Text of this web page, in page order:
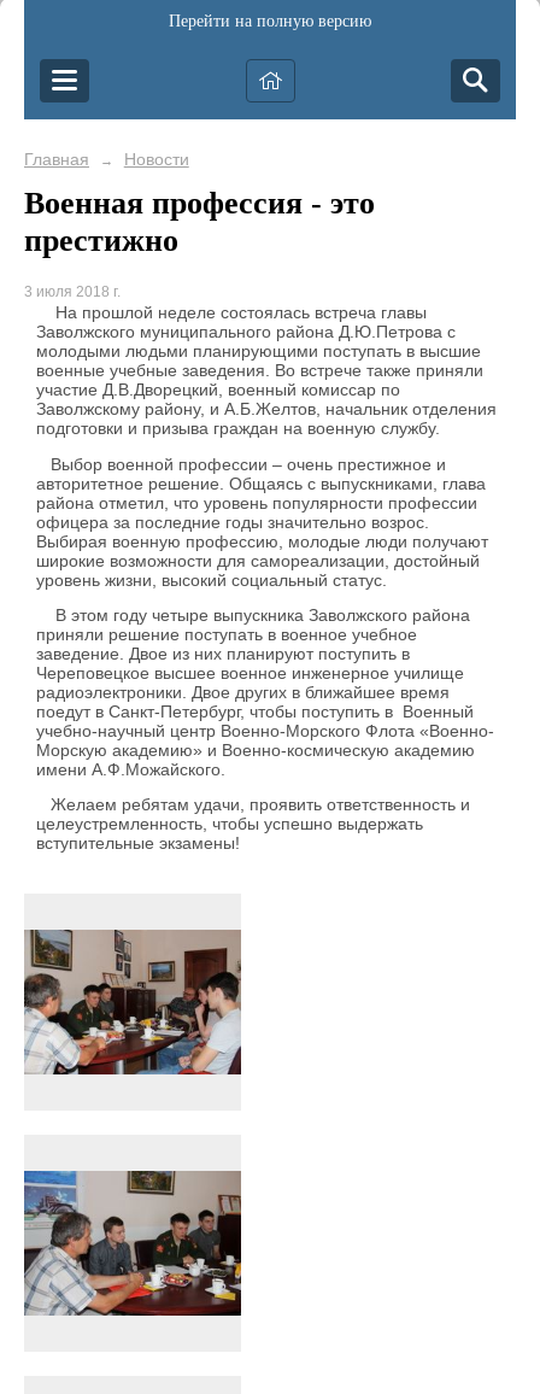
Перейти на полную версию
Главная → Новости
Военная профессия - это
престижно
3 июля 2018 г.
На прошлой неделе состоялась встреча главы
Заволжского муниципального района Д.Ю.Петрова с
молодыми людьми планирующими поступать в высшие
военные учебные заведения. Во встрече также приняли
участие Д.В.Дворецкий, военный комиссар по
Заволжскому району, и А.Б.Желтов, начальник отделения
подготовки и призыва граждан на военную службу.
Выбор военной профессии – очень престижное и
авторитетное решение. Общаясь с выпускниками, глава
района отметил, что уровень популярности профессии
офицера за последние годы значительно возрос.
Выбирая военную профессию, молодые люди получают
широкие возможности для самореализации, достойный
уровень жизни, высокий социальный статус.
В этом году четыре выпускника Заволжского района
приняли решение поступать в военное учебное
заведение. Двое из них планируют поступить в
Череповецкое высшее военное инженерное училище
радиоэлектроники. Двое других в ближайшее время
поедут в Санкт-Петербург, чтобы поступить в Военный
учебно-научный центр Военно-Морского Флота «Военно-
Морскую академию» и Военно-космическую академию
имени А.Ф.Можайского.
Желаем ребятам удачи, проявить ответственность и
целеустремленность, чтобы успешно выдержать
вступительные экзамены!